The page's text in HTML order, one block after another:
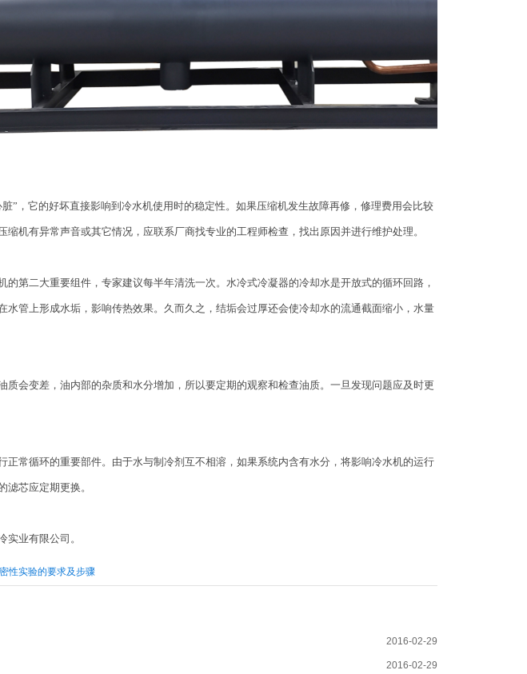
”，它的好坏直接影响到冷水机使用时的稳定性。如果压缩机发生故障再修，修理费用会比较
机有异常声音或其它情况，应联系厂商找专业的工程师检查，找出原因并进行维护处理。
第二大重要组件，专家建议每半年清洗一次。水冷式冷凝器的冷却水是开放式的循环回路，
管上形成水垢，影响传热效果。久而久之，结垢会过厚还会使冷却水的流通截面缩小，水量
会变差，油内部的杂质和水分增加，所以要定期的观察和检查油质。一旦发现问题应及时更
常循环的重要部件。由于水与制冷剂互不相溶，如果系统内含有水分，将影响冷水机的运行
芯应定期更换。
业有限公司。
性实验的要求及步骤
2016-02-29
2016-02-29